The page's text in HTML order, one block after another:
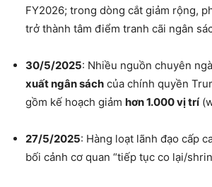
FY2026; trong dòng cắt giảm rộng,
trở thành tâm điểm tranh cãi ngân
30/5/2025: Nhiều nguồn chuyên
xuất ngân sách của chính quyền
gồm kế hoạch giảm hơn 1.000 vị trí
27/5/2025: Hàng loạt lãnh đạo cấp
bối cảnh cơ quan “tiếp tục co lại/